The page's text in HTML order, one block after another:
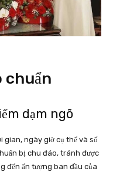
chuẩn
dạm ngõ
gian, ngày giờ cụ thể và số
bị chu đáo, tránh được
đến ấn tượng ban đầu của